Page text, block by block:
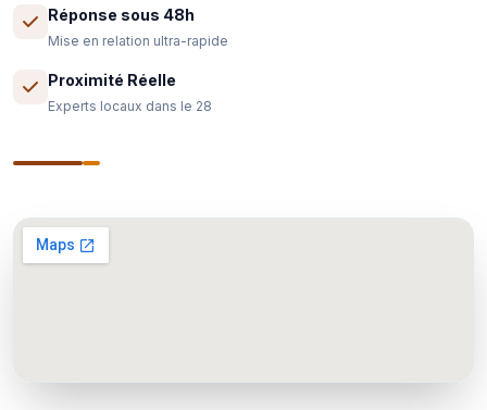
Réponse sous 48h
Mise en relation ultra-rapide
Proximité Réelle
Experts locaux dans le 28